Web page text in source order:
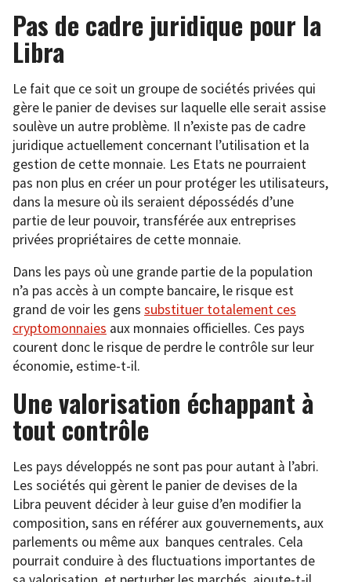
Pas de cadre juridique pour la
Libra
Le fait que ce soit un groupe de sociétés privées qui
gère le panier de devises sur laquelle elle serait assise
soulève un autre problème. Il n’existe pas de cadre
juridique actuellement concernant l’utilisation et la
gestion de cette monnaie. Les Etats ne pourraient
pas non plus en créer un pour protéger les utilisateurs,
dans la mesure où ils seraient dépossédés d’une
partie de leur pouvoir, transférée aux entreprises
privées propriétaires de cette monnaie.
Dans les pays où une grande partie de la population
n’a pas accès à un compte bancaire, le risque est
grand de voir les gens substituer totalement ces
cryptomonnaies aux monnaies officielles. Ces pays
courent donc le risque de perdre le contrôle sur leur
économie, estime-t-il.
Une valorisation échappant à
tout contrôle
Les pays développés ne sont pas pour autant à l’abri.
Les sociétés qui gèrent le panier de devises de la
Libra peuvent décider à leur guise d’en modifier la
composition, sans en référer aux gouvernements, aux
parlements ou même aux banques centrales. Cela
pourrait conduire à des fluctuations importantes de